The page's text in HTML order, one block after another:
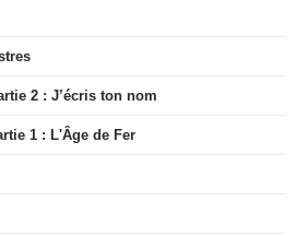
2 : J’écris ton nom
1 : L'Âge de Fer